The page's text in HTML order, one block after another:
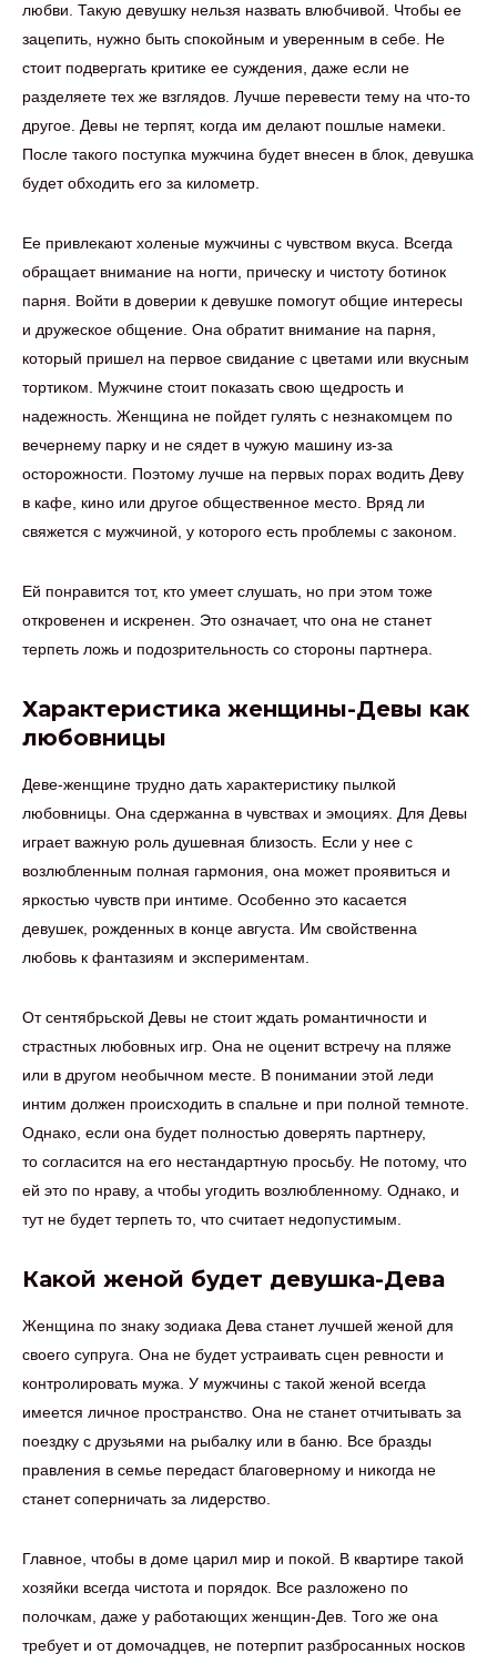
любви. Такую девушку нельзя назвать влюбчивой. Чтобы ее
зацепить, нужно быть спокойным и уверенным в себе. Не
стоит подвергать критике ее суждения, даже если не
разделяете тех же взглядов. Лучше перевести тему на что-то
другое. Девы не терпят, когда им делают пошлые намеки.
После такого поступка мужчина будет внесен в блок, девушка
будет обходить его за километр.
Ее привлекают холеные мужчины с чувством вкуса. Всегда
обращает внимание на ногти, прическу и чистоту ботинок
парня. Войти в доверии к девушке помогут общие интересы
и дружеское общение. Она обратит внимание на парня,
который пришел на первое свидание с цветами или вкусным
тортиком. Мужчине стоит показать свою щедрость и
надежность. Женщина не пойдет гулять с незнакомцем по
вечернему парку и не сядет в чужую машину из-за
осторожности. Поэтому лучше на первых порах водить Деву
в кафе, кино или другое общественное место. Вряд ли
свяжется с мужчиной, у которого есть проблемы с законом.
Ей понравится тот, кто умеет слушать, но при этом тоже
откровенен и искренен. Это означает, что она не станет
терпеть ложь и подозрительность со стороны партнера.
Характеристика женщины-Девы как
любовницы
Деве-женщине трудно дать характеристику пылкой
любовницы. Она сдержанна в чувствах и эмоциях. Для Девы
играет важную роль душевная близость. Если у нее с
возлюбленным полная гармония, она может проявиться и
яркостью чувств при интиме. Особенно это касается
девушек, рожденных в конце августа. Им свойственна
любовь к фантазиям и экспериментам.
От сентябрьской Девы не стоит ждать романтичности и
страстных любовных игр. Она не оценит встречу на пляже
или в другом необычном месте. В понимании этой леди
интим должен происходить в спальне и при полной темноте.
Однако, если она будет полностью доверять партнеру,
то согласится на его нестандартную просьбу. Не потому, что
ей это по нраву, а чтобы угодить возлюбленному. Однако, и
тут не будет терпеть то, что считает недопустимым.
Какой женой будет девушка-Дева
Женщина по знаку зодиака Дева станет лучшей женой для
своего супруга. Она не будет устраивать сцен ревности и
контролировать мужа. У мужчины с такой женой всегда
имеется личное пространство. Она не станет отчитывать за
поездку с друзьями на рыбалку или в баню. Все бразды
правления в семье передаст благоверному и никогда не
станет соперничать за лидерство.
Главное, чтобы в доме царил мир и покой. В квартире такой
хозяйки всегда чистота и порядок. Все разложено по
полочкам, даже у работающих женщин-Дев. Того же она
требует и от домочадцев, не потерпит разбросанных носков